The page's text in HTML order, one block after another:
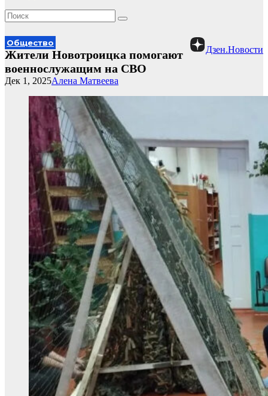
Дзен.Новости
Общество
Жители Новотроицка помогают
военнослужащим на СВО
Алена Матвеева
Дек 1, 2025